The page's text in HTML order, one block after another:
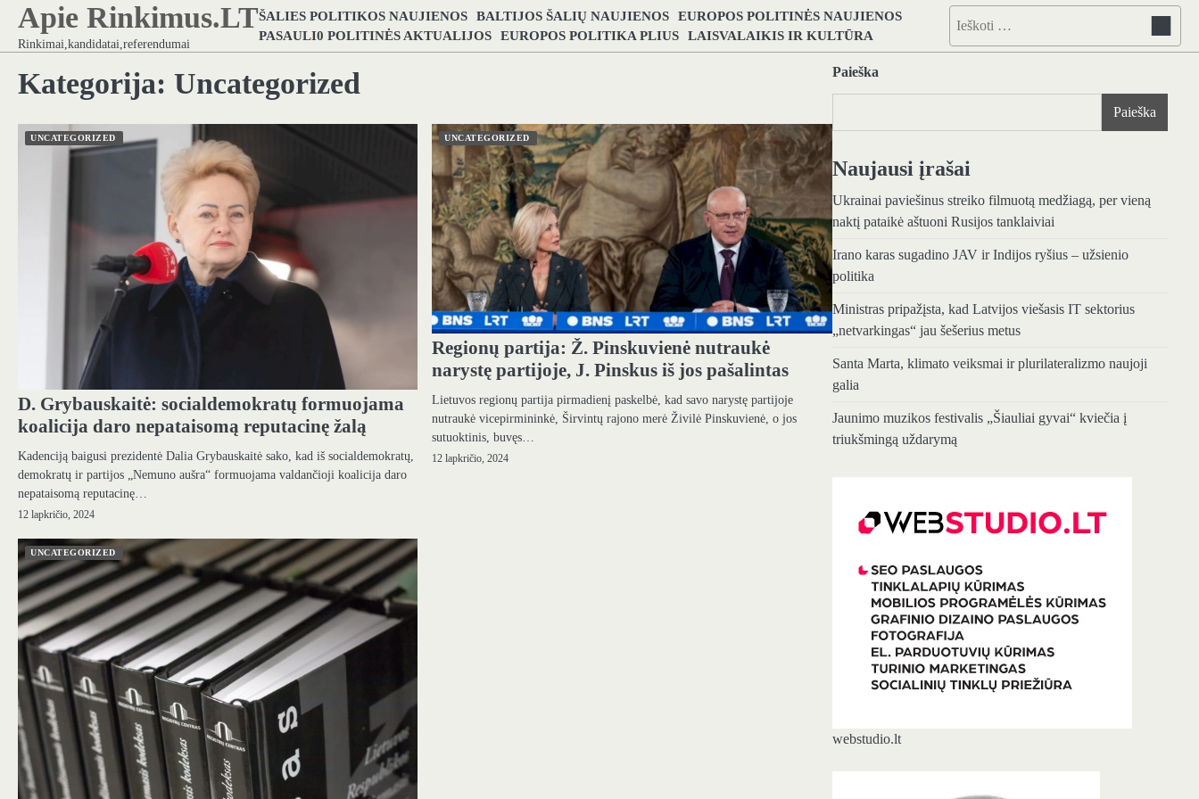
Skip
content
Apie Rinkimus.LT
Rinkimai,kandidatai,referendumai
ŠALIES POLITIKOS NAUJIENOS BALTIJOS ŠALIŲ NAUJIENOS EUROPOS POLITINĖS NAUJIENOS
PASAULI0 POLITINĖS AKTUALIJOS EUROPOS POLITIKA PLIUS LAISVALAIKIS IR KULTŪRA
Ieškoti:
Kategorija: Uncategorized
UNCATEGORIZED
D. Grybauskaitė: socialdemokratų formuojama
koalicija daro nepataisomą reputacinę žalą
Kadenciją baigusi prezidentė Dalia Grybauskaitė sako, kad iš socialdemokratų,
demokratų ir partijos „Nemuno aušra“ formuojama valdančioji koalicija daro
nepataisomą reputacinę…
12 lapkričio, 2024
UNCATEGORIZED
Regionų partija: Ž. Pinskuvienė nutraukė
narystę partijoje, J. Pinskus iš jos pašalintas
Lietuvos regionų partija pirmadienį paskelbė, kad savo narystę partijoje
nutraukė vicepirmininkė, Širvintų rajono merė Živilė Pinskuvienė, o jos
sutuoktinis, buvęs…
12 lapkričio, 2024
UNCATEGORIZED
Paieška
Paieška
Naujausi įrašai
Ukrainai paviešinus streiko filmuotą medžiagą, per vieną
naktį pataikė aštuoni Rusijos tanklaiviai
Irano karas sugadino JAV ir Indijos ryšius – užsienio
politika
Ministras pripažįsta, kad Latvijos viešasis IT sektorius
„netvarkingas“ jau šešerius metus
Santa Marta, klimato veiksmai ir plurilateralizmo naujoji
galia
Jaunimo muzikos festivalis „Šiauliai gyvai“ kviečia į
triukšmingą uždarymą
webstudio.lt